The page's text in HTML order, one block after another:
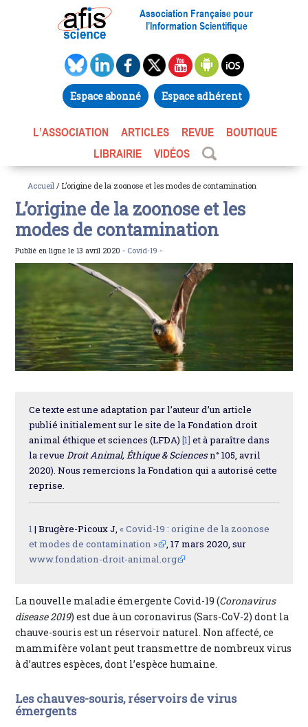
Association Française pour
l’Information Scientifique
Espace abonné Espace adhérent
L’ASSOCIATION ARTICLES REVUE
BOUTIQUE
LIBRAIRIE
VIDÉOS
Accueil / L’origine de la zoonose et les modes de contamination
L’origine de la zoonose et les
modes de contamination
Publié en ligne le 13 avril 2020 - Covid-19 -
Ce texte est une adaptation par l’auteur d’un article
publié initialement sur le site de la Fondation droit
animal éthique et sciences (LFDA)[1] et à paraître dans
la revue Droit Animal, Éthique & Sciencesn° 105, avril
2020). Nous remercions la Fondation qui a autorisé cette
reprise.
1| Brugère-Picoux J,« Covid-19 : origine de la zoonose
et modes de contamination »
, 17 mars 2020, sur
www.fondation-droit-animal.org
La nouvelle maladie émergente Covid-19 (Coronavirus
disease 2019) est due à un coronavirus (Sars-CoV-2) dont la
chauve-souris est un réservoir naturel. Non affecté, ce
mammifère volant peut transmettre de nombreux virus
à d’autres espèces, dont l’espèce humaine.
Les chauves-souris, réservoirs de virus
émergents